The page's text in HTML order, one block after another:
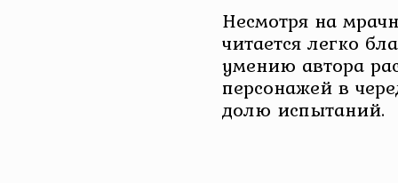
Несмотря на
читается легко
умению автора
персонажей в
долю испытаний.